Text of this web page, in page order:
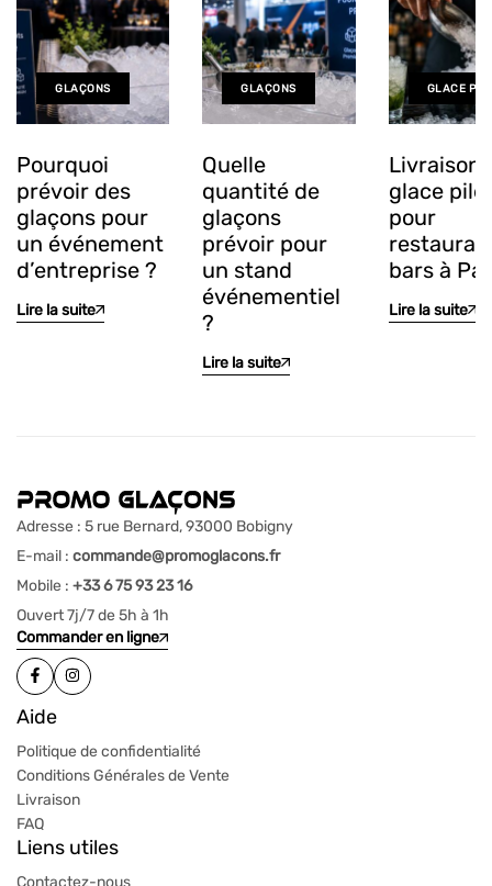
GLAÇONS
Pourquoi
prévoir des
glaçons pour
un événement
d’entreprise ?
Lire la suite
GLAÇONS
Quelle
quantité de
glaçons
prévoir pour
un stand
événementiel
?
Lire la suite
GLACE
Livraison
glace
pour
bars à
Lire la suite
Adresse : 5 rue Bernard, 93000 Bobigny
E-mail : commande@promoglacons.fr
Mobile : +33 6 75 93 23 16
Ouvert 7j/7 de 5h à 1h
Commander en ligne
Aide
Politique de confidentialité
Conditions Générales de Vente
Livraison
FAQ
Liens utiles
Contactez-nous